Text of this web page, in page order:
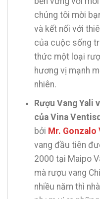
chúng tôi mời
và kết nối với
của cuộc sống
thức một loại
hương vị mạnh
nhiên.
Rượu Vang Yali
của Vina
bởi Mr. Gonzalo
vang đầu tiên
2000 tại Maipo
mà rượu vang
nhiều năm thì